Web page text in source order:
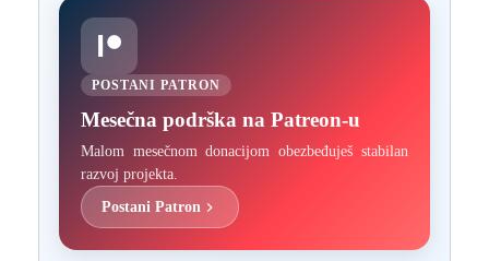
POSTANI PATRON
Mesečna podrška na Patreon-u
Malom mesečnom donacijom obezbeđuješ stabilan
razvoj projekta.
Postani Patron